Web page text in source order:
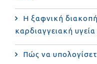
Η ξαφνική
καρδιαγγειακή
Πώς να